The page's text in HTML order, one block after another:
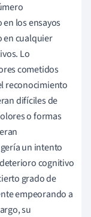
los ensayos
en cualquier
Lo
cometidos
reconocimiento
difíciles de
o formas
un intento
cognitivo
grado de
empeorando a
su